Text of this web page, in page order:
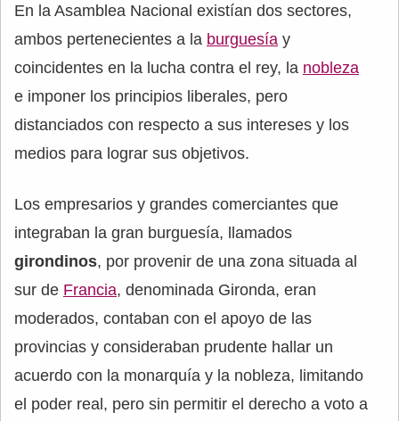
En la Asamblea Nacional existían dos sectores,
ambos pertenecientes a la burguesía y
coincidentes en la lucha contra el rey, la nobleza
e imponer los principios liberales, pero
distanciados con respecto a sus intereses y los
medios para lograr sus objetivos.
Los empresarios y grandes comerciantes que
integraban la gran burguesía, llamados
girondinos, por provenir de una zona situada al
sur de Francia, denominada Gironda, eran
moderados, contaban con el apoyo de las
provincias y consideraban prudente hallar un
acuerdo con la monarquía y la nobleza, limitando
el poder real, pero sin permitir el derecho a voto a